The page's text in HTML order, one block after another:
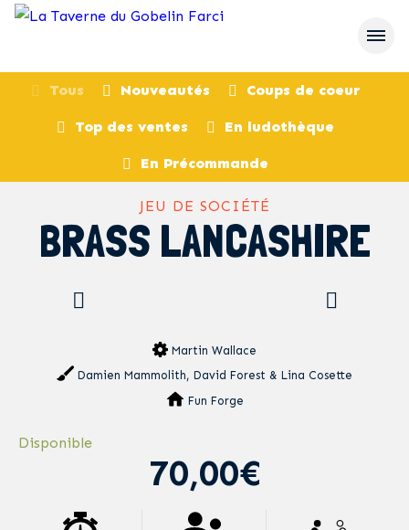
Tous Nouveautés Coups de coeur
Top des ventes En ludothèque
En Précommande
JEU DE SOCIÉTÉ
BRASS LANCASHIRE
Martin Wallace
Damien Mammolith, David Forest & Lina Cosette
Fun Forge
Disponible
70,00€